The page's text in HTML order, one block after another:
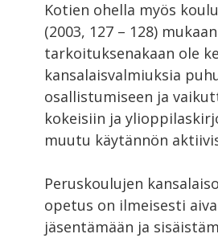
Kotien ohella myös
(2003, 127 – 128)
tarkoituksenakaan ole
kansalaisvalmiuksia
osallistumiseen ja
kokeisiin ja
muutu käytännön
Peruskoulujen
opetus on ilmeisesti
jäsentämään ja